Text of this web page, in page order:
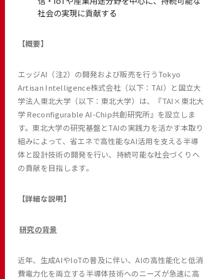
社会の実現に貢献する
【概要】
エッジAI（注2）の開発および販売を行うTokyo
Artisan Intelligence株式会社（以下：TAI）と国立大
学法人東北大学（以下：東北大学）は、『TAI×東北大
学 Reconfigurable AI-Chip共創研究所』を設立しま
す。東北大学の研究基盤とTAIの実践力を活かす本取り
組みによって、省エネで高性能なAI活用を支える半導
体と設計技術の開発を行い、持続可能な社会づくりへ
の貢献を目指します。
【詳細な説明】
研究の背景
近年、生成AIやIoTの普及に伴い、AIの高性能化と低消
費電力化を両立する半導体技術へのニーズが急速に高